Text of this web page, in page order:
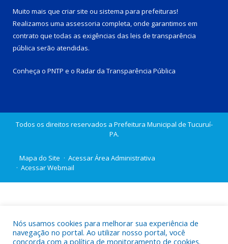
Muito mais que criar site ou sistema para prefeituras!
Realizamos uma assessoria completa, onde garantimos em
contrato que todas as exigências das leis de transparência
pública serão atendidas.
Conheça o PNTP e o Radar da Transparência Pública
Todos os direitos reservados a Prefeitura Municipal de Tucuruí-
PA.
Mapa do Site
Acessar Área Administrativa
Acessar Webmail
Nós usamos cookies para melhorar sua experiência de
navegação no portal. Ao utilizar nosso portal, você
concorda com a política de monitoramento de cookies.